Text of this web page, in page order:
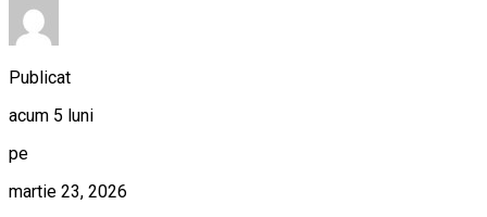
Publicat
acum 5 luni
pe
martie 23, 2026